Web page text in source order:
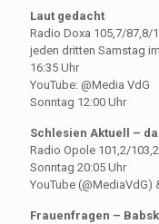
Laut gedacht
Radio Doxa 105,7/87,8/
jeden dritten Samstag
16:35 Uhr
YouTube: @Media VdG
Sonntag 12:00 Uhr
Schlesien Aktuell –
Radio Opole 101,2/
Sonntag 20:05 Uhr
YouTube
Frauenfragen –